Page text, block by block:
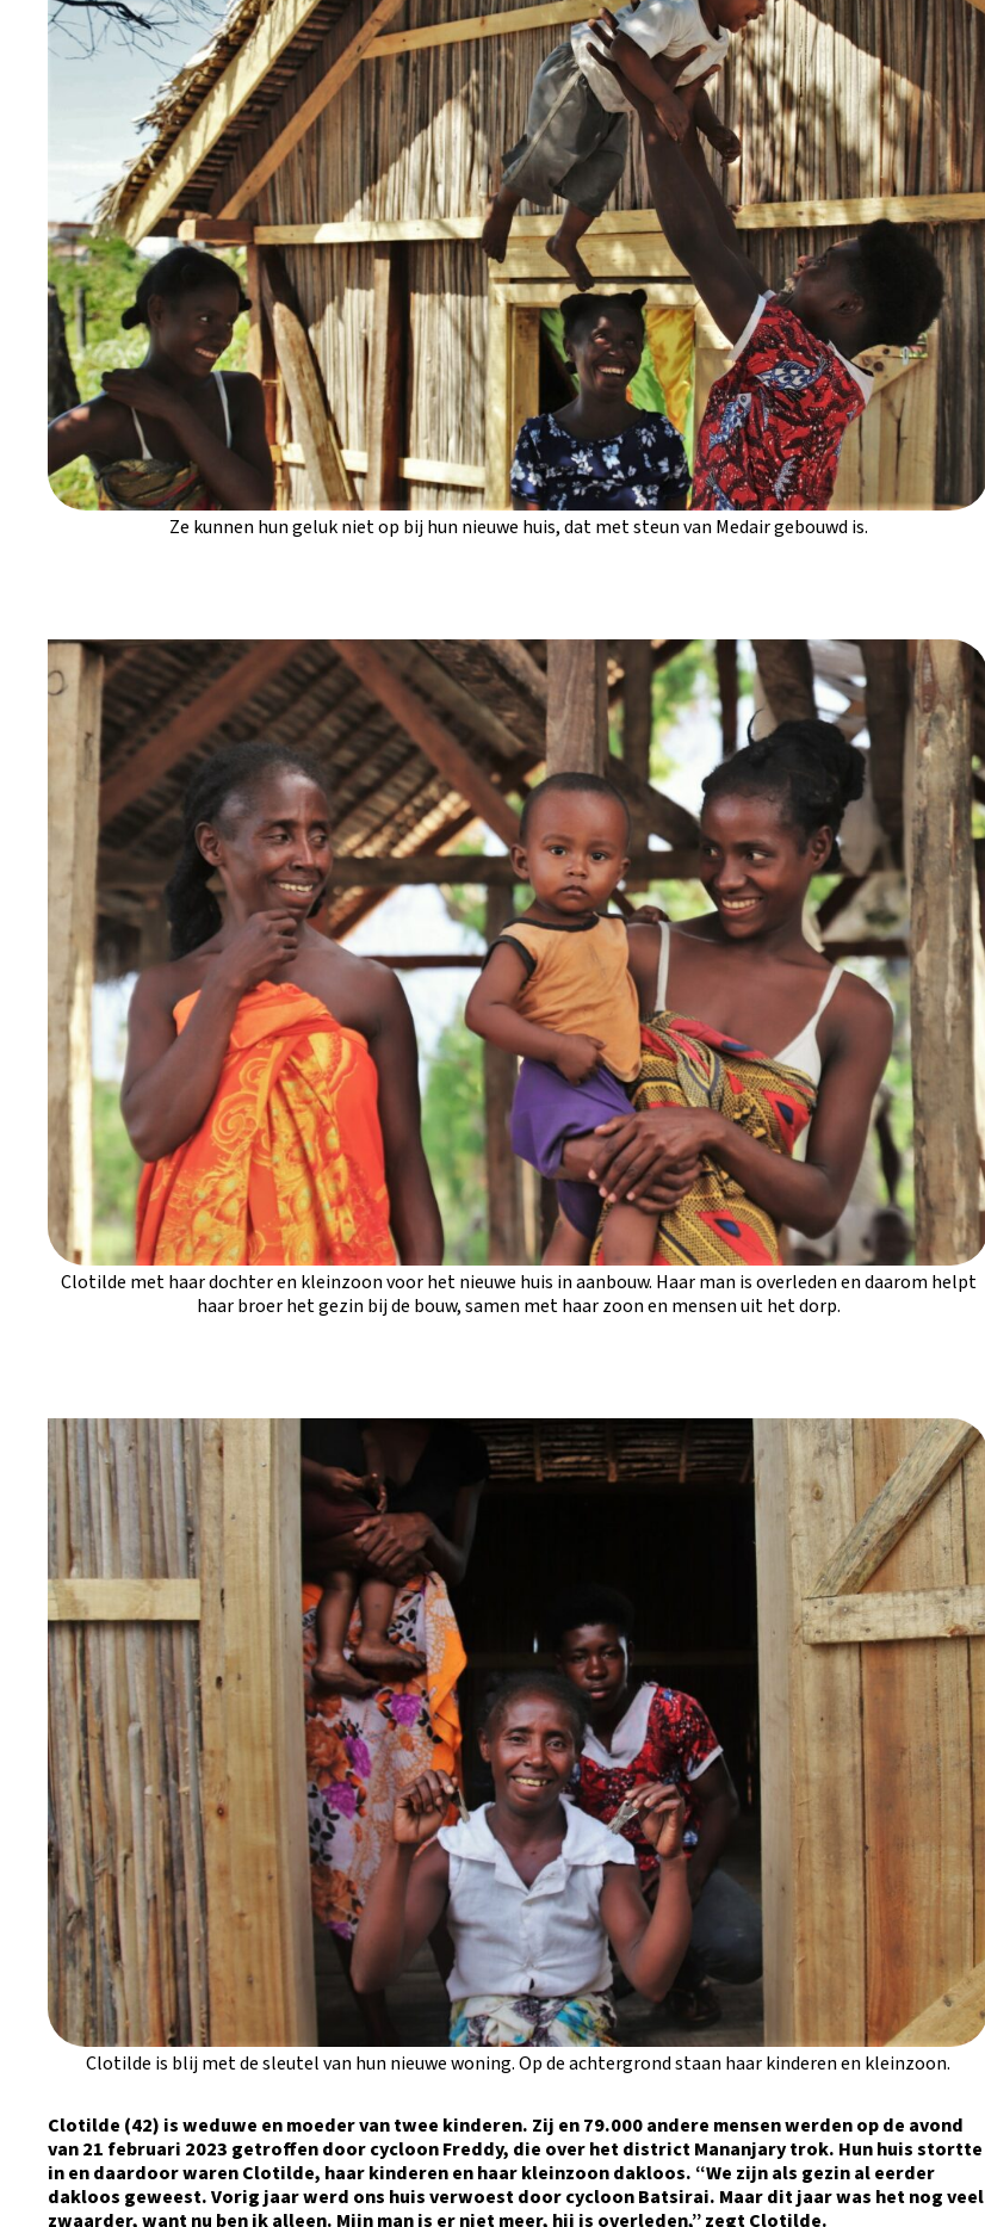
Ze kunnen hun geluk niet op bij hun nieuwe huis, dat met steun van Medair gebouwd is.
Clotilde met haar dochter en kleinzoon voor het nieuwe huis in aanbouw. Haar man is overleden en daarom helpt
haar broer het gezin bij de bouw, samen met haar zoon en mensen uit het dorp.
Clotilde is blij met de sleutel van hun nieuwe woning. Op de achtergrond staan haar kinderen en kleinzoon.
Clotilde (42) is weduwe en moeder van twee kinderen. Zij en 79.000 andere mensen werden op de avond
van 21 februari 2023 getroffen door cycloon Freddy, die over het district Mananjary trok. Hun huis stortte
in en daardoor waren Clotilde, haar kinderen en haar kleinzoon dakloos. “We zijn als gezin al eerder
dakloos geweest. Vorig jaar werd ons huis verwoest door cycloon Batsirai. Maar dit jaar was het nog veel
zwaarder, want nu ben ik alleen. Mijn man is er niet meer, hij is overleden,” zegt Clotilde.